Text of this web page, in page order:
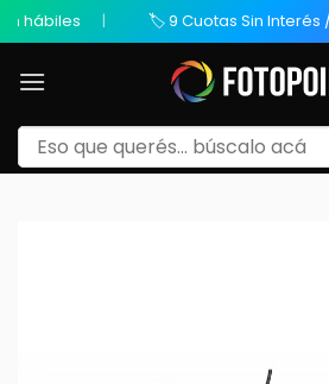
🏷️ 9 Cuotas Sin Interés /